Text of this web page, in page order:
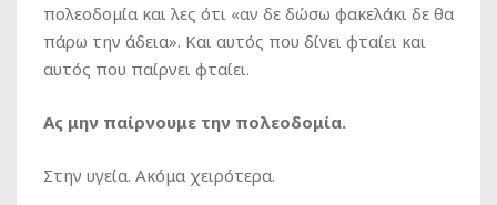
πολεοδομία και λες ότι «αν δε δώσω φακελάκι δε θα
πάρω την άδεια». Και αυτός που δίνει φταίει και
αυτός που παίρνει φταίει.
Ας μην παίρνουμε την πολεοδομία.
Στην υγεία. Ακόμα χειρότερα.